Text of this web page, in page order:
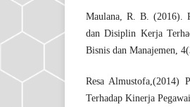
Maulana, R. B. (2016).
dan Disiplin Kerja
Bisnis dan Manajemen,
Resa Almustofa,(2014)
Terhadap Kinerja